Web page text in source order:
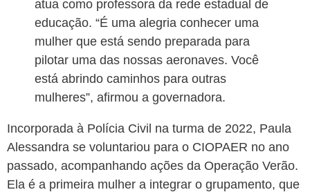
atua como professora da rede estadual de
educação. “É uma alegria conhecer uma
mulher que está sendo preparada para
pilotar uma das nossas aeronaves. Você
está abrindo caminhos para outras
mulheres”, afirmou a governadora.
Incorporada à Polícia Civil na turma de 2022, Paula
Alessandra se voluntariou para o CIOPAER no ano
passado, acompanhando ações da Operação Verão.
Ela é a primeira mulher a integrar o grupamento, que